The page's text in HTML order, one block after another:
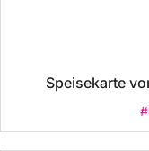
Speisekarte